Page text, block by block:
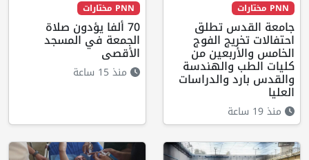
PNN مختارات
جامعة القدس تطلق
احتفالات تخريج الفوج
الخامس والأربعين من
كليات الطب والهندسة
والقدس بارد والدراسات
العليا
منذ 19 ساعة
PNN مختارات
70 ألفا يؤدون صلاة
الجمعة في المسجد
الأقصى
منذ 15 ساعة